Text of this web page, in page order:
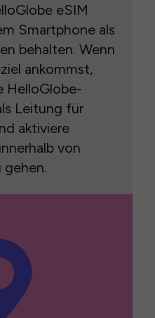
eSIM
Smartphone als
behalten. Wenn
ankommst,
HelloGlobe-
Leitung für
aktiviere
von
gehen.